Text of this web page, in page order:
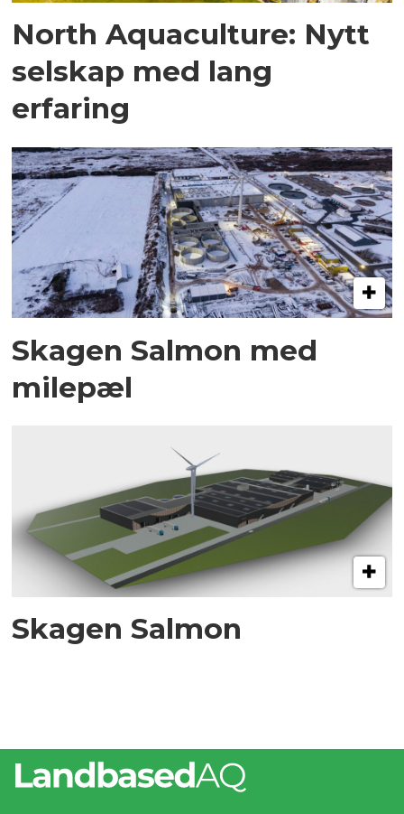
North Aquaculture: Nytt
selskap med lang
erfaring
Skagen Salmon med
milepæl
Skagen Salmon